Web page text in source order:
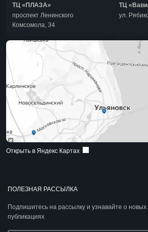
ПОЛЕЗНАЯ РАССЫЛКА
Подпишитесь на рассылку и узнавайте о новых
публикациях
ТЦ «ПЛАЗА»
проспект Ленинского
Комсомола, 34
ТЦ
ул.
Открыть в Яндекс Картах